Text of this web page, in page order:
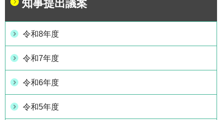
知事提出議案
令和8年度
令和7年度
令和6年度
令和5年度